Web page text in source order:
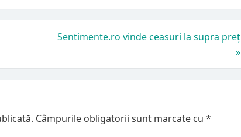
Sentimente.ro vinde ceasuri la supra preț
»
Câmpurile obligatorii sunt marcate cu *